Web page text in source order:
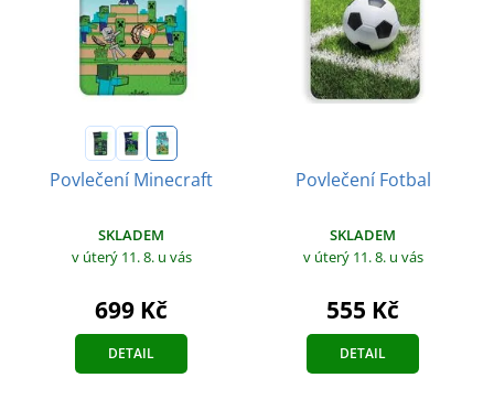
Povlečení Minecraft
SKLADEM
v úterý 11. 8. u vás
699 Kč
DETAIL
Povlečení Fotbal
SKLADEM
v úterý 11. 8. u vás
555 Kč
DETAIL